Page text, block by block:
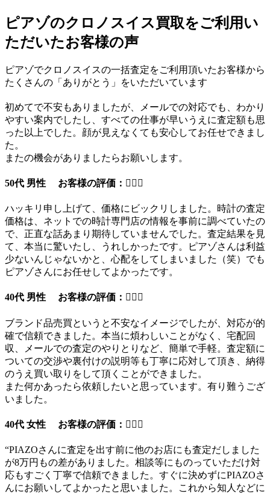
ピアゾのクロノスイス買取をご利用い
ただいたお客様の声
ピアゾでクロノスイスの一括査定をご利用頂いたお客様から
たくさんの「ありがとう」をいただいています
初めてで不安もありましたが、メールでの対応でも、わかり
やすい案内でしたし、すべての仕事が早いうえに査定額も思
った以上でした。顔が見えなくても安心してお任せできまし
た。
またの機会がありましたらお願いします。
50代 男性 お客様の評価：
ハッキリ申し上げて、価格にビックリしました。時計の査定
価格は、ネットでの時計専門店の情報を事前に調べていたの
で、正直な話あまり期待していませんでした。査定結果を見
て、本当に驚いたし、うれしかったです。ピアゾさんは利益
少ないんじゃないかと、心配をしてしまいました（笑）でも
ピアゾさんにお任せしてよかったです。
40代 男性 お客様の評価：
ブランド品売買というと不安なイメージでしたが、対応が的
確で信頼できました。本当に煩わしいことがなく、宅配回
収、メールでの査定のやりとりなど、簡単で手軽。査定額に
ついての交渉や裏付けの説明等も丁寧に応対して頂き、納得
のうえ買い取りをして頂くことができました。
また何かあったら依頼したいと思っています。有り難うござ
いました。
40代 女性 お客様の評価：
“PIAZOさんに査定を出す前に他のお店にも査定だしました
が8万円もの差がありました。相談等にものっていただけ対
応もすごく丁寧で信頼できました。すぐに決めずにPIAZOさ
んにお願いしてよかったと思いました。これから知人などに